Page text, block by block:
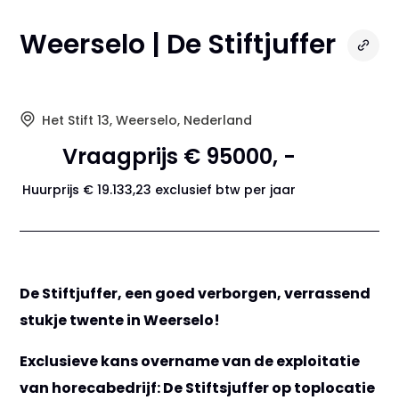
Weerselo | De Stiftjuffer
Het Stift 13, Weerselo, Nederland
Vraagprijs € 95000, -
Huurprijs € 19.133,23 exclusief btw per jaar
De Stiftjuffer, een goed verborgen, verrassend
stukje twente in Weerselo!
Exclusieve kans overname van de exploitatie
van horecabedrijf: De Stiftsjuffer op toplocatie